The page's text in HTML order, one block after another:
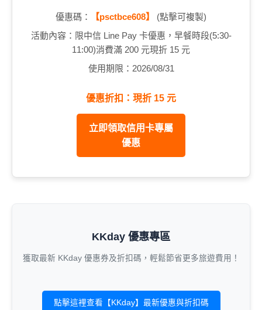
優惠碼： 【psctbce608】
(點擊可複製)
活動內容：限中信 Line Pay 卡優惠，早餐時段(5:30-
11:00)消費滿 200 元現折 15 元
使用期限：2026/08/31
優惠折扣：現折 15 元
立即領取信用卡專屬
優惠
KKday 優惠專區
獲取最新 KKday 優惠券及折扣碼，輕鬆節省更多旅遊費用！
點擊這裡查看【KKday】最新優惠與折扣碼